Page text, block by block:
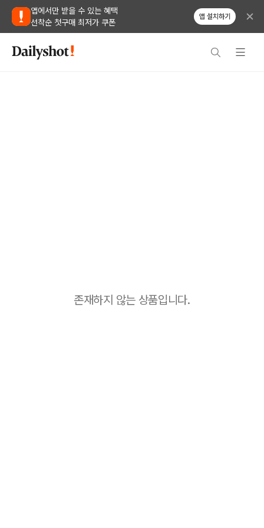
앱에서만 받을 수 있는 혜택
선착순 첫구매 최저가 쿠폰
앱 설치하기
존재하지 않는 상품입니다.